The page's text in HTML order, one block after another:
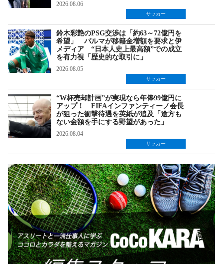
2026.08.06
サッカー
鈴木彩艶のPSG交渉は「約63～72億円を
希望」 パルマが移籍金増額を要求と伊
メディア “日本人史上最高額”での成立
を有力視「歴史的な取引に」
2026.08.05
サッカー
“W杯売却計画”が実現なら年俸99億円に
アップ！ FIFAインファンティーノ会長
が狙った衝撃待遇を英紙が追及「途方も
ない金額を手にする野望があった」
2026.08.04
サッカー